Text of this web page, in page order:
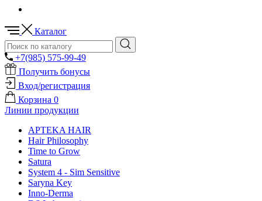
Каталог
+7(985) 575-99-49
Получить бонусы
Вход/регистрация
Корзина 0
Линии продукции
APTEKA HAIR
Hair Philosophy
Time to Grow
Satura
System 4 - Sim Sensitive
Saryna Key
Inno-Derma